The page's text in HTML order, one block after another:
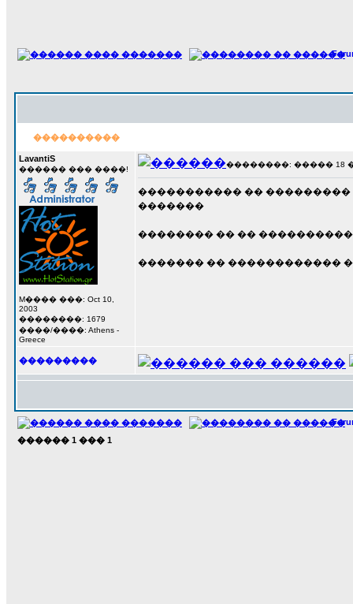
����������
LavantiS
������ ��� ����!
M���� ���: Oct 10,
2003
��������: 1679
����/����: Athens -
Greece
��������: ����� 18 ���
����������� �� ���������
�������
�������� �� ��
������� �� ������������
���������
������ 1 ��� 1